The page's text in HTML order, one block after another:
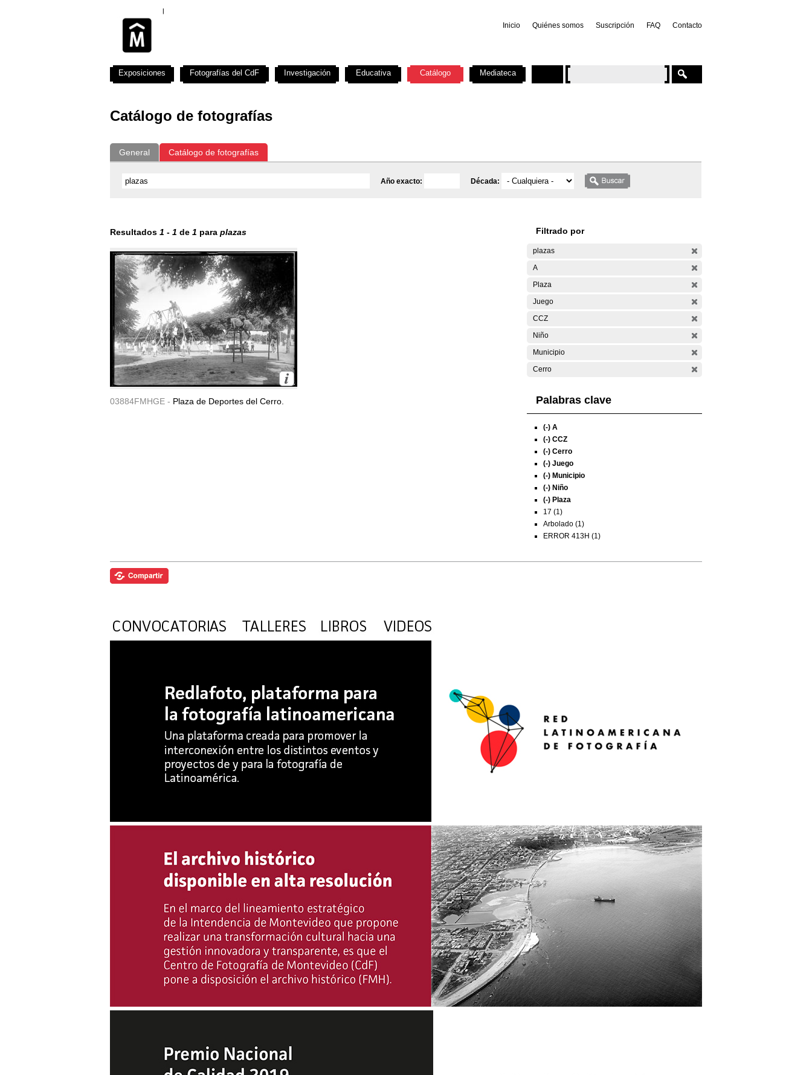
Inicio Quiénes somos Suscripción FAQ Contacto
Catálogo de fotografías
General Catálogo de fotografías
Año exacto: Década:
Resultados 1 - 1 de 1 para plazas
03884FMHGE - Plaza de Deportes del Cerro.
Filtrado por
plazas
A
Plaza
Juego
CCZ
Niño
Municipio
Cerro
Palabras clave
(-) A
(-) CCZ
(-) Cerro
(-) Juego
(-) Municipio
(-) Niño
(-) Plaza
17 (1)
Arbolado (1)
ERROR 413H (1)
Exposiciones Fotografías del CdF Investigación Educativa Catálogo Mediateca